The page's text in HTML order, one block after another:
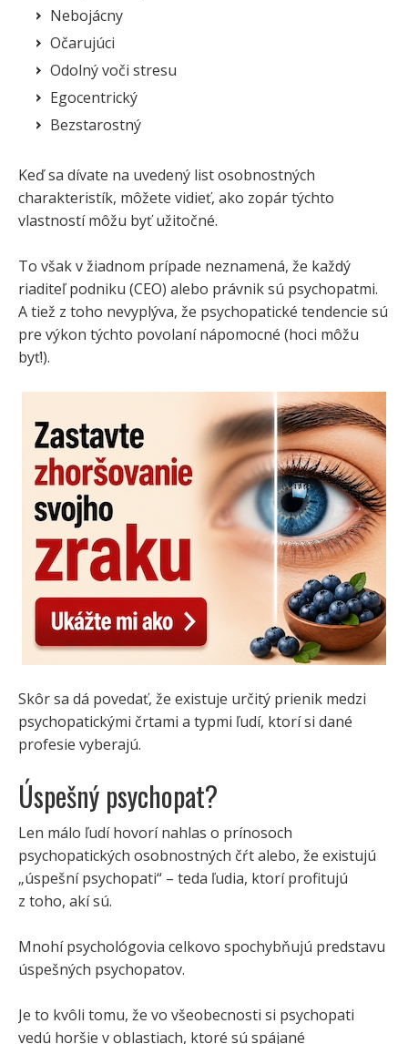
Nebojácny
Očarujúci
Odolný voči stresu
Egocentrický
Bezstarostný
Keď sa dívate na uvedený list osobnostných
charakteristík, môžete vidieť, ako zopár týchto
vlastností môžu byť užitočné.
To však v žiadnom prípade neznamená, že každý
riaditeľ podniku (CEO) alebo právnik sú psychopatmi.
A tiež z toho nevyplýva, že psychopatické tendencie sú
pre výkon týchto povolaní nápomocné (hoci môžu
byť!).
Skôr sa dá povedať, že existuje určitý prienik medzi
psychopatickými črtami a typmi ľudí, ktorí si dané
profesie vyberajú.
Úspešný psychopat?
Len málo ľudí hovorí nahlas o prínosoch
psychopatických osobnostných čŕt alebo, že existujú
„úspešní psychopati“ – teda ľudia, ktorí profitujú
z toho, akí sú.
Mnohí psychológovia celkovo spochybňujú predstavu
úspešných psychopatov.
Je to kvôli tomu, že vo všeobecnosti si psychopati
vedú horšie v oblastiach, ktoré sú spájané